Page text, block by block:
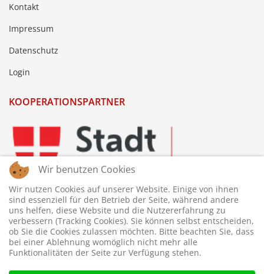
Kontakt
Impressum
Datenschutz
Login
KOOPERATIONSPARTNER
Wir benutzen Cookies
Wir nutzen Cookies auf unserer Website. Einige von ihnen
sind essenziell für den Betrieb der Seite, während andere
uns helfen, diese Website und die Nutzererfahrung zu
verbessern (Tracking Cookies). Sie können selbst entscheiden,
ob Sie die Cookies zulassen möchten. Bitte beachten Sie, dass
bei einer Ablehnung womöglich nicht mehr alle
Funktionalitäten der Seite zur Verfügung stehen.